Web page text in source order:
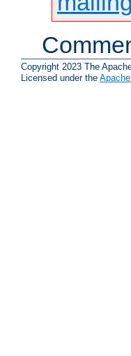
Copyright 2023 The
Licensed under the